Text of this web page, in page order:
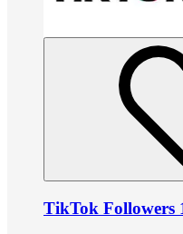
TikTok Followers